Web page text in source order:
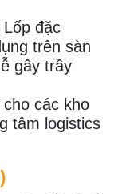
Lốp đặc
trên sàn
gây trầy
các kho
tâm logistics